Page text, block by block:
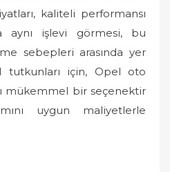
kaliteli performansı
aynı işlevi görmesi, bu
sebepleri arasında yer
tutkunları için, Opel oto
mükemmel bir seçenektir
uygun maliyetlerle